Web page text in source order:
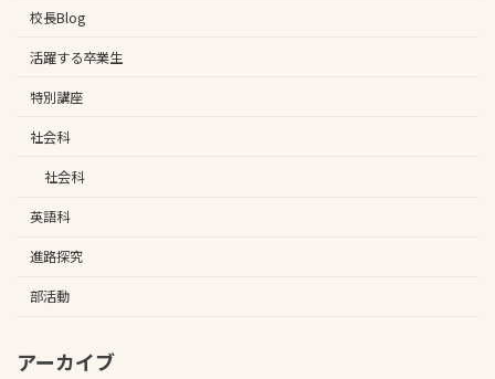
校長Blog
活躍する卒業生
特別講座
社会科
社会科
英語科
進路探究
部活動
アーカイブ